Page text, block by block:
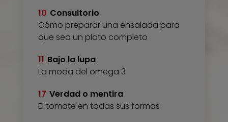
10 Consultorio
Cómo preparar una ensalada para
que sea un plato completo
11 Bajo la lupa
La moda del omega 3
17 Verdad o mentira
El tomate en todas sus formas